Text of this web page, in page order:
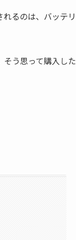
るのは、バッテリ
う思って購入した